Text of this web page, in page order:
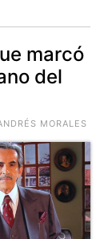
marcó
del
MORALES